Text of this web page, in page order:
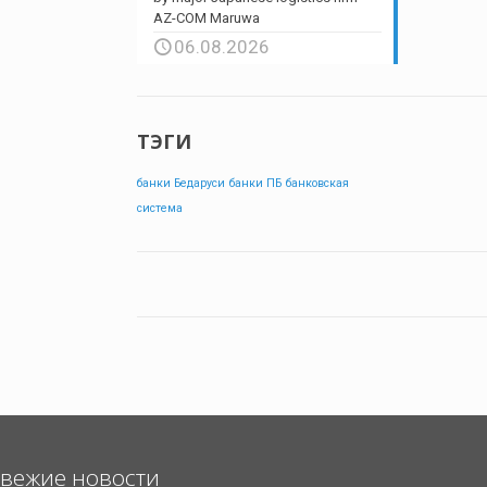
AZ-COM Maruwa
06.08.2026
ТЭГИ
банки Бедаруси банки ПБ банковская
система
новости